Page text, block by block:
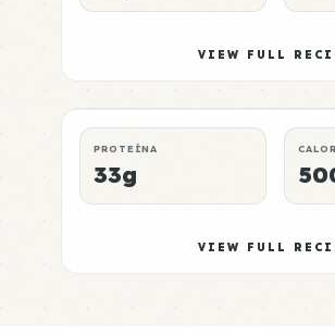
VIEW FULL
Tempeh Meal 4
PROTEÍNA
33g
VIEW FULL